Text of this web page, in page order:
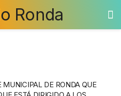
DE RONDA QUE